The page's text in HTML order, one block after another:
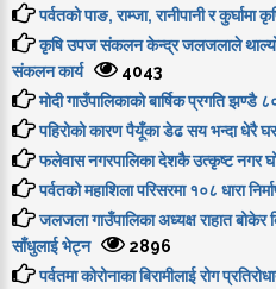
पर्वतको पाङ, राम्जा, रानीपानी र कुर्घामा
कृषि उपज संकलन केन्द्र जलजलाले थाल्यो
संकलन कार्य
4043
मोदी गाउँपालिकाको बार्षिक प्रगति झण्डै
पहिरोको कारण पैयूँका डेढ सय भन्दा धेरै
फलेवास नगरपालिका देशकै उत्कृष्ट नगर
पर्वतको महाशिला परिसरमा १०८ धारा
जलजला गाउँपालिका अध्यक्ष राहात बोकेर
साँधुलाई भेट्न
2896
पर्वतमा कोरोनाका बिरामीलाई रोग